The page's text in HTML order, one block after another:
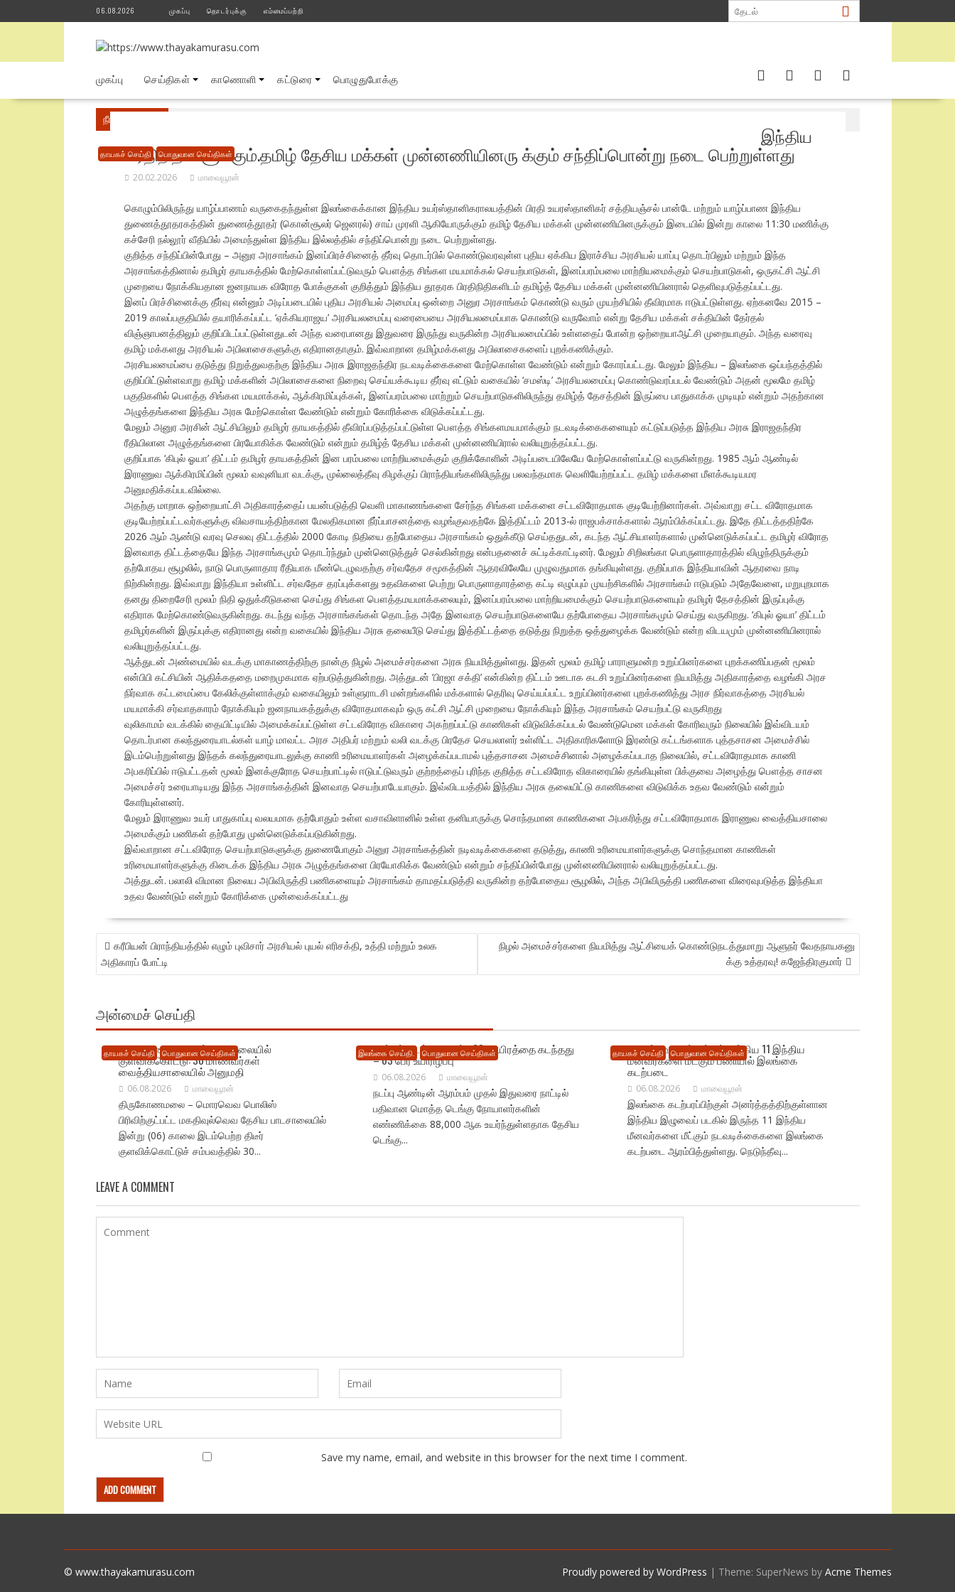
to
06.08.2026 முகப்பு தொடர்புக்கு எம்மைப்பற்றி
முகப்பு செய்திகள் காணொளி கட்டுரை பொழுதுபோக்கு
நீங்கள் இங்கே
தாயகச் செய்தி பொதுவான செய்திகள்
இந்திய
பிரதிநிதிக ளுக்கும்.தமிழ் தேசிய மக்கள் முன்னணியினரு க்கும் சந்திப்பொன்று நடை பெற்றுள்ளது
20.02.2026 மாவையூரன்
கொழும்பிலிருந்து யாழ்ப்பாணம் வருகைதந்துள்ள இலங்கைக்கான இந்திய உயர்ஸ்தானிகராலயத்தின் பிரதி உயரஸ்தானிகர் சத்தியஞ்சல் பான்டே மற்றும் யாழ்ப்பாண இந்திய
துணைத்தூதரகத்தின் துணைத்தூதர் (கொன்சூலர் ஜெனரல்) சாய் முரளி ஆகியோருக்கும் தமிழ் தேசிய மக்கள் முன்னணியினருக்கும் இடையில் இன்று காலை 11:30 மணிக்கு
கச்சேரி நல்லூர் வீதியில் அமைந்துள்ள இந்திய இல்லத்தில் சந்திப்பொன்று நடை பெற்றுள்ளது.
குறித்த சந்திப்பின்போது – அனுர அரசாங்கம் இனப்பிரச்சினைத் தீர்வு தொடர்பில் கொண்டுவரவுள்ள புதிய ஏக்கிய இராச்சிய அரசியல் யாப்பு தொடர்பிலும் மற்றும் இந்த
அரசாங்கத்தினால் தமிழர் தாயகத்தில் மேற்கொள்ளப்பட்டுவரும் பௌத்த சிங்கள மயமாக்கல் செயற்பாடுகள், இனப்பரம்பலை மாற்றியமைக்கும் செயற்பாடுகள், ஒருகட்சி ஆட்சி
முறையை நோக்கியதான ஜனநாயக விரோத போக்குகள் குறித்தும் இந்திய தூதரக பிரதிநிதிகளிடம் தமிழ்த் தேசிய மக்கள் முன்னணியினரால் தெளிவுபடுத்தப்பட்டது.
இனப் பிரச்சினைக்கு தீர்வு என்னும் அடிப்படையில் புதிய அரசியல் அமைப்பு ஒன்றை அனுர அரசாங்கம் கொண்டு வரும் முயற்சியில் தீவிரமாக ஈடுபட்டுள்ளது. ஏற்கனவே 2015 –
2019 காலப்பகுதியில் தயாரிக்கப்பட்ட ‘ஏக்கியராஜய’ அரசியலமைப்பு வரைபையை அரசியலமைப்பாக கொண்டு வருவோம் என்று தேசிய மக்கள் சக்தியின் தேர்தல்
விஞ்ஞாபனத்திலும் குறிப்பிடப்பட்டுள்ளதுடன் அந்த வரைபானது இதுவரை இருந்து வருகின்ற அரசியலமைப்பில் உள்ளதைப் போன்ற ஒற்றையாஆட்சி முறையாகும். அந்த வரைவு
தமிழ் மக்களது அரசியல் அபிலாசைகளுக்கு எதிரானதாகும். இவ்வாறான தமிழ்மக்களது அபிலாசைகளைப் புறக்கணிக்கும்.
அரசியலமைப்பை தடுத்து நிறுத்துவதற்கு இந்திய அரசு இராஜதந்திர நடவடிக்கைகளை மேற்கொள்ள வேண்டும் என்றும் கோரப்பட்டது. மேலும் இந்திய – இலங்கை ஒப்பந்தத்தில்
குறிப்பிட்டுள்ளவாறு தமிழ் மக்களின் அபிலாசைகளை நிறைவு செய்யக்கூடிய தீர்வு எட்டும் வகையில் ‘சமஸ்டி’ அரசியலமைப்பு கொண்டுவரப்படல் வேண்டும் அதன் மூலமே தமிழ்
பகுதிகளில் பௌத்த சிங்கள மயமாக்கல், ஆக்கிரமிப்புக்கள், இனப்பரம்பலை மாற்றும் செயற்பாடுகளிலிருந்து தமிழ்த் தேசத்தின் இருப்பை பாதுகாக்க முடியும் என்றும் அதற்கான
அழுத்தங்களை இந்திய அரசு மேற்கொள்ள வேண்டும் என்றும் கோரிக்கை விடுக்கப்பட்டது.
மேலும் அனுர அரசின் ஆட்சியிலும் தமிழர் தாயகத்தில் தீவிரப்படுத்தப்பட்டுள்ள பௌத்த சிங்களமயமாக்கும் நடவடிக்கைகளையும் கட்டுப்படுத்த இந்திய அரசு இராஜதந்திர
ரீதியிலான அழுத்தங்களை பிரயோகிக்க வேண்டும் என்றும் தமிழ்த் தேசிய மக்கள் முன்னணியிரால் வலியுறுத்தப்பட்டது.
குறிப்பாக ‘கிபுல் ஓயா’ திட்டம் தமிழர் தாயகத்தின் இன பரம்பலை மாற்றியமைக்கும் குறிக்கோளின் அடிப்படையிலேயே மேற்கொள்ளப்பட்டு வருகின்றது. 1985 ஆம் ஆண்டில்
இராணுவ ஆக்கிரமிப்பின் மூலம் வவுனியா வடக்கு, முல்லைத்தீவு கிழக்குப் பிராந்தியங்களிலிருந்து பலவந்தமாக வெளியேற்றப்பட்ட தமிழ் மக்களை மீளக்கூடியமர
அனுமதிக்கப்படவில்லை.
அதற்கு மாறாக ஒற்றையாட்சி அதிகாரத்தைப் பயன்படுத்தி வெளி மாகாணங்களை சேர்ந்த சிங்கள மக்களை சட்டவிரோதமாக குடியேற்றினார்கள். அவ்வாறு சட்ட விரோதமாக
குடியேற்றப்பட்டவர்களுக்கு விவசாயத்திற்கான மேலதிகமான நீர்ப்பாசனத்தை வழங்குவதற்கே இத்திட்டம் 2013-ல் ராஜபக்சாக்களால் ஆரம்பிக்கப்பட்டது. இதே திட்டத்ததிற்கே
2026 ஆம் ஆண்டு வரவு செலவு திட்டத்தில் 2000 கோடி நிதியை தற்போதைய அரசாங்கம் ஒதுக்கீடு செய்ததுடன், கடந்த ஆட்சியாளர்களால் முன்னெடுக்கப்பட்ட தமிழர் விரோத
இனவாத திட்டத்தையே இந்த அரசாங்கமும் தொடர்ந்தும் முன்னெடுத்துச் செல்கின்றது என்பதனைச் சுட்டிக்காட்டினர். மேலும் சிறிலங்கா பொருளாதாரத்தில் விழுந்திருக்கும்
தற்போதய சூழலில், நாடு பொருளாதார ரீதியாக மீண்டெழுவதற்கு சர்வதேச சமூகத்தின் ஆதரவிலேயே முழுவதுமாக தங்கியுள்ளது. குறிப்பாக இந்தியாவின் ஆதரவை நாடி
நிற்கின்றது. இவ்வாறு இந்தியா உள்ளிட்ட சர்வதேச தரப்புக்களது உதவிகளை பெற்று பொருளாதாரத்தை கட்டி எழுப்பும் முயற்சிகளில் அரசாங்கம் ஈடுபடும் அதேவேளை, மறுபுறமாக
தனது திறைசேரி மூலம் நிதி ஒதுக்கீடுகளை செய்து சிங்கள பௌத்தமயமாக்கலையும், இனப்பரம்பலை மாற்றியமைக்கும் செயற்பாடுகளையும் தமிழர் தேசத்தின் இருப்புக்கு
எதிராக மேற்கொண்டுவருகின்றது. கடந்து வந்த அரசாங்கங்கள் தொடந்த அதே இனவாத செயற்பாடுகளையே தற்போதைய அரசாங்கமும் செய்து வருகிறது. ‘கிபுல் ஓயா’ திட்டம்
தமிழர்களின் இருப்புக்கு எதிரானது என்ற வகையில் இந்திய அரசு தலையீடு செய்து இத்திட்டத்தை தடுத்து நிறுத்த ஒத்துழைக்க வேண்டும் என்ற விடயமும் முன்னணியினரால்
வலியுறுத்தப்பட்டது.
ஆத்துடன் அண்மையில் வடக்கு மாகாணத்திற்கு நான்கு நிழல் அமைச்சர்களை அரசு நியமித்துள்ளது. இதன் மூலம் தமிழ் பாராளுமன்ற உறுப்பினர்களை புறக்கணிப்பதன் மூலம்
என்பிபி கட்சியின் ஆதிக்கததை மறைமுகமாக ஏற்படுத்துகின்றது. அத்துடன் ‘பிரஜா சக்தி’ என்கின்ற திட்டம் ஊடாக கடசி உறுப்பினர்களை நியமித்து அதிகாரத்தை வழங்கி அரச
நிர்வாக கட்டமைப்பை கேலிக்குள்ளாக்கும் வகையிலும் உள்ளுராடசி மன்றங்களில் மக்களால் தெரிவு செய்யப்பட்ட உறுப்பினர்களை புறக்கணித்து அரச நிர்வாகத்தை அரசியல்
மயமாக்கி சர்வாதகாரம் நோக்கியும் ஜனநாயகத்துக்கு விரோதமாகவும் ஒரு கட்சி ஆட்சி முறையை நோக்கியும் இந்த அரசாங்கம் செயற்பட்டு வருகிறது
வுலிகாமம் வடக்கில் தையிட்டியில் அமைக்கப்பட்டுள்ள சட்டவிரோத விகாரை அகற்றப்பட்டு காணிகள் விடுவிக்கப்படல் வேண்டுமென மக்கள் கோரிவரும் நிலையில் இவ்விடயம்
தொடர்பான கலந்துரையாடல்கள் யாழ் மாவட்ட அரச அதிபர் மற்றும் வலி வடக்கு பிரதேச செயலாளர் உள்ளிட்ட அதிகாரிகளோடு இரண்டு கட்டங்களாக புத்தசாசன அமைச்சில்
இடம்பெற்றுள்ளது இந்தக் கலந்துரையாடலுக்கு காணி உரிமையாளர்கள் அழைக்கப்படாமல் புத்தசாசன அமைச்சினால் அழைக்கப்படாத நிலையில், சட்டவிரோதமாக காணி
அபகரிப்பில் ஈடுபட்டதன் மூலம் இனக்குரோத செயற்பாட்டில் ஈடுபட்டுவரும் குற்றத்தைப் புரிந்த குறித்த சட்டவிரோத விகாரையில் தங்கியுள்ள பிக்குவை அழைத்து பௌத்த சாசன
அமைச்சர் உரையாடியது இந்த அரசாங்கத்தின் இனவாத செயற்பாடேயாகும். இவ்விடயத்தில் இந்திய அரசு தலையிட்டு காணிகளை விடுவிக்க உதவ வேண்டும் என்றும்
கோரியுள்ளனர்.
மேலும் இராணுவ உயர் பாதுகாப்பு வலயமாக தற்போதும் உள்ள வசாவிளானில் உள்ள தனியாருக்கு சொந்தமான காணிகளை அபகரித்து சட்டவிரோதமாக இராணுவ வைத்தியசாலை
அமைக்கும் பணிகள் தற்போது முன்னெடுக்கப்படுகின்றது.
இவ்வாறான சட்டவிரோத செயற்பாடுகளுக்கு துணைபோகும் அனுர அரசாங்கத்தின் நடிவடிக்கைகளை தடுத்து, காணி உரிமையாளர்களுக்கு சொந்தமான காணிகள்
உரிமையாளர்களுக்கு கிடைக்க இந்திய அரசு அழுத்தங்களை பிரயோகிக்க வேண்டும் என்றும் சந்திப்பின்போது முன்னணியினரால் வலியுறுத்தப்பட்டது.
அத்துடன். பலாலி விமான நிலைய அபிவிருத்தி பணிகளையும் அரசாங்கம் தாமதப்படுத்தி வருகின்ற தற்போதைய சூழலில், அந்த அபிவிருத்தி பணிகளை விரைவுபடுத்த இந்தியா
உதவ வேண்டும் என்றும் கோரிக்கை முன்வைக்கப்பட்டது
POST
NAVIGATION
கரீபியன் பிராந்தியத்தில் எழும் புவிசார் அரசியல் புயல் எரிசக்தி, உத்தி மற்றும் உலக
அதிகாரப் போட்டி
நிழல் அமைச்சர்களை நியமித்து ஆட்சியைக் கொண்டுநடத்துமாறு ஆளுநர் வேதநாயகனு
க்கு உத்தரவு! கஜேந்திரகுமார்
அன்மைச் செய்தி
தாயகச் செய்தி பொதுவான செய்திகள்
திருகோணமலையில் பாடசாலையில்
குளவிக்கொட்டு: 30 மாணவர்கள்
வைத்தியசாலையில் அனுமதி
06.08.2026 மாவையூரன்
திருகோணமலை – மொரவெவ பொலிஸ்
பிரிவிற்குட்பட்ட மகதிவுல்வெவ தேசிய பாடசாலையில்
இன்று (06) காலை இடம்பெற்ற திடீர்
குளவிக்கொட்டுச் சம்பவத்தில் 30...
இலங்கை செய்தி. பொதுவான செய்திகள்
நாட்டில் டெங்கு பாதிப்பு 88 ஆயிரத்தை கடந்தது
– 63 பேர் உயிரிழப்பு
06.08.2026 மாவையூரன்
நடப்பு ஆண்டின் ஆரம்பம் முதல் இதுவரை நாட்டில்
பதிவான மொத்த டெங்கு நோயாளர்களின்
எண்ணிக்கை 88,000 ஆக உயர்ந்துள்ளதாக தேசிய
டெங்கு...
தாயகச் செய்தி பொதுவான செய்திகள்
நெடுந்தீவு கடற்பரப்பில் சிக்கிய 11 இந்திய
மீனவர்களை மீட்கும் பணியில் இலங்கை
கடற்படை
06.08.2026 மாவையூரன்
இலங்கை கடற்பரப்பிற்குள் அனர்த்தத்திற்குள்ளான
இந்திய இழுவைப் படகில் இருந்த 11 இந்திய
மீனவர்களை மீட்கும் நடவடிக்கைகளை இலங்கை
கடற்படை ஆரம்பித்துள்ளது. நெடுந்தீவு...
LEAVE A COMMENT
Save my name, email, and website in this browser for the next time I comment.
© www.thayakamurasu.com Proudly powered by WordPress | Theme: SuperNews by Acme Themes